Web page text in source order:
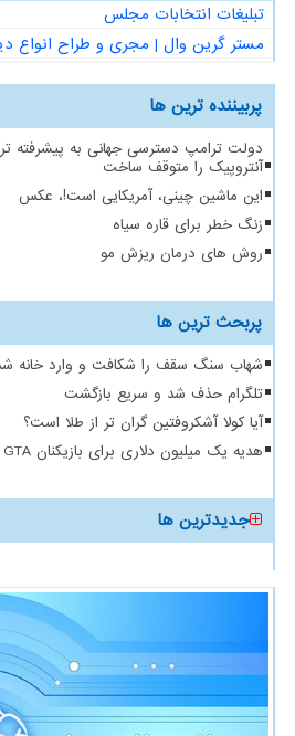
تبلیغات انتخابات مجلس
مستر گرین وال | مجری و طراح انواع
پربیننده ترین ها
دولت ترامپ دسترسی جهانی به پیشرفته
آنتروپیک را متوقف ساخت
این ماشین چینی، آمریکایی است!، عکس
زنگ خطر برای قاره سیاه
روش های درمان ریزش مو
پربحث ترین ها
شهاب سنگ سقف را شکافت و وارد خانه
تلگرام حذف شد و سریع بازگشت
آیا کولا آشکروفتین گران تر از طلا است؟
هدیه یک میلیون دلاری برای بازیکنان GTA
جدیدترین ها